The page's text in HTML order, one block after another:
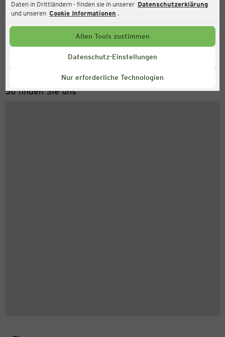
Daten in Drittländern - finden sie in unserer Datenschutzerklärung
und unseren Cookie Informationen .
Allen Tools zustimmen
Datenschutz-Einstellungen
Nur erforderliche Technologien
Aktuell:
Geschlossen
Service Hotline
+49 (0) 2546 / 98 999 98
So finden Sie uns